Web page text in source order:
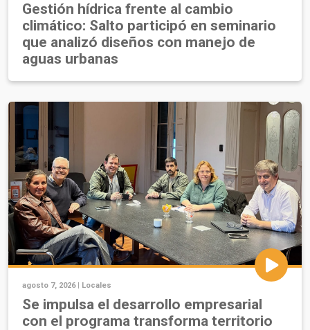
Gestión hídrica frente al cambio
climático: Salto participó en seminario
que analizó diseños con manejo de
aguas urbanas
agosto 7, 2026 | Locales
Se impulsa el desarrollo empresarial
con el programa transforma territorio